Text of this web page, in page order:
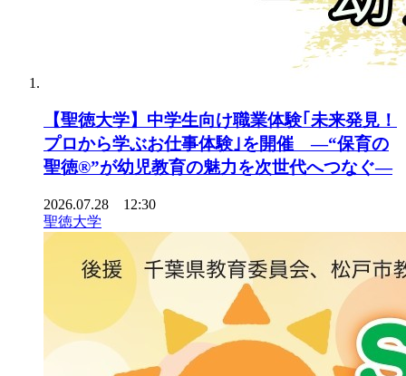
【聖徳大学】中学生向け職業体験｢未来発見！
プロから学ぶお仕事体験｣を開催 ―“保育の
聖徳®”が幼児教育の魅力を次世代へつなぐ―
2026.07.28 12:30
聖徳大学